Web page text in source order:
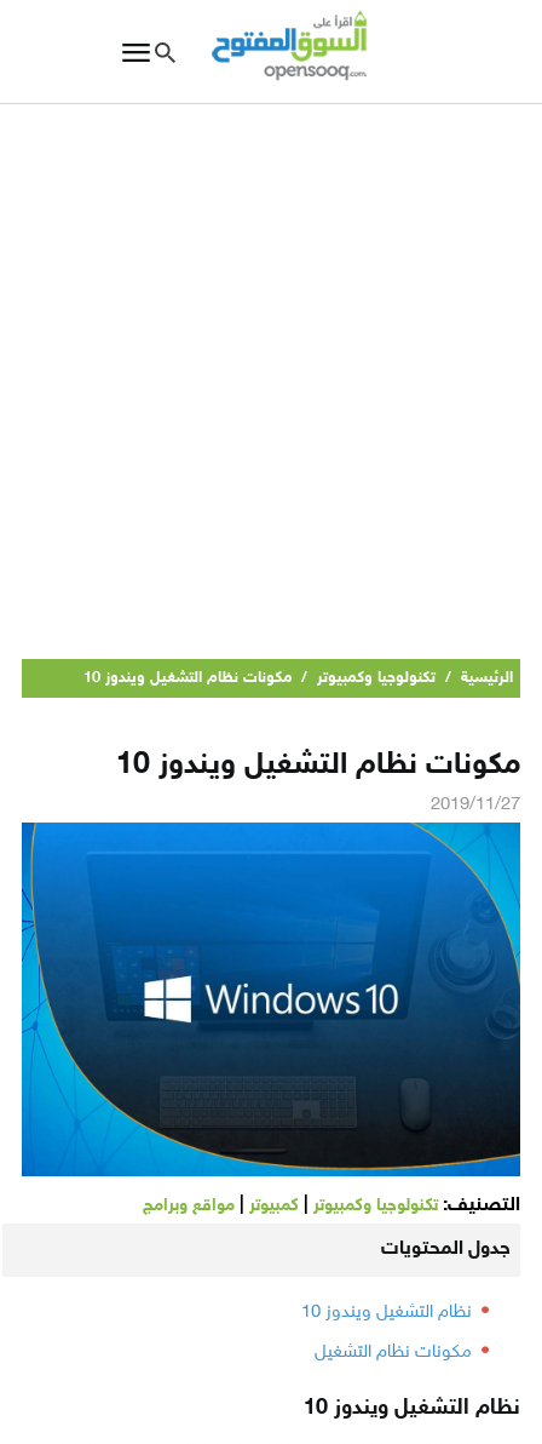
الرئيسية / تكنولوجيا وكمبيوتر / مكونات نظام التشغيل ويندوز 10
مكونات نظام التشغيل ويندوز 10
2019/11/27
التصنيف:تكنولوجيا وكمبيوتر كمبيوتر مواقع وبرامج
جدول المحتويات
نظام التشغيل ويندوز 10
مكونات نظام التشغيل
نظام التشغيل ويندوز 10